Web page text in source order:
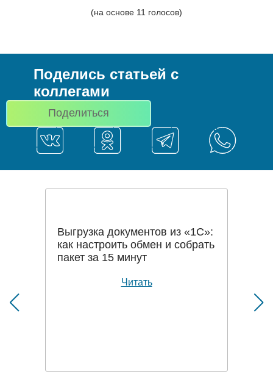
(на основе 11 голосов)
Поделись статьей с
коллегами
Поделиться
Выгрузка документов из «1С»:
как настроить обмен и собрать
пакет за 15 минут
Читать